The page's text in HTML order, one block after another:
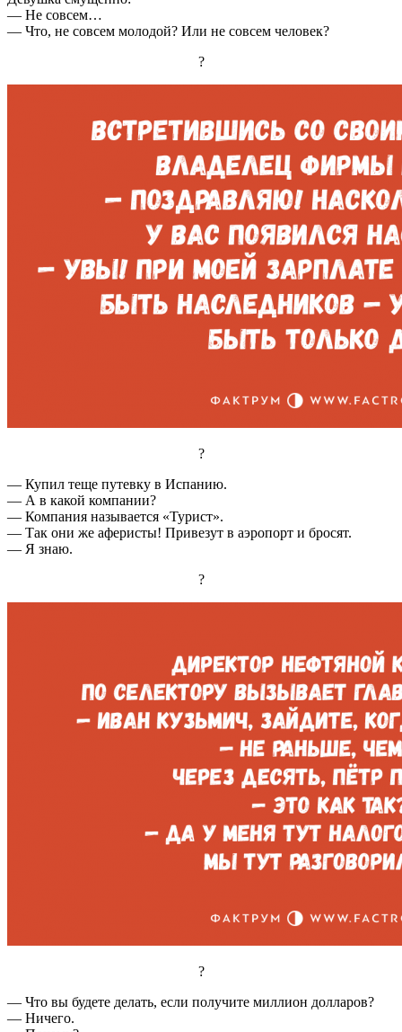
— Не совсем…
— Что, не совсем молодой? Или не совсем человек?
?
?
— Купил теще путевку в Испанию.
— А в какой компании?
— Компания называется «Турист».
— Так они же аферисты! Привезут в аэропорт и бросят.
— Я знаю.
?
?
— Что вы будете делать, если получите миллион долларов?
— Ничего.